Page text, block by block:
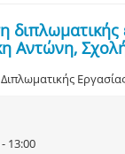
διπλωματικής
Αντώνη,
13:00